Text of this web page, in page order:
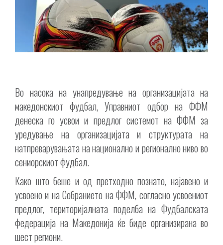
Во насока на унапредување на организацијата на
македонскиот фудбал, Управниот одбор на ФФМ
денеска го усвои и предлог системот на ФФМ за
уредување на организацијата и структурата на
натпреварувањата на национално и регионално ниво во
сениорскиот фудбал.
Како што беше и од претходно познато, најавено и
усвоено и на Собранието на ФФМ, согласно усвоениот
предлог, територијалната поделба на Фудбалската
федерација на Македонија ќе биде организирана во
шест региони.